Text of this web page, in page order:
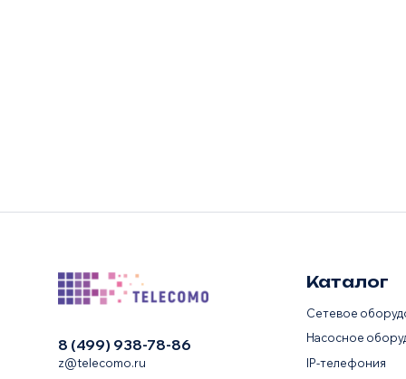
8 (499) 938-78-86
z@telecomo.ru
Каталог
Сетевое
Насосное
IP-телефония